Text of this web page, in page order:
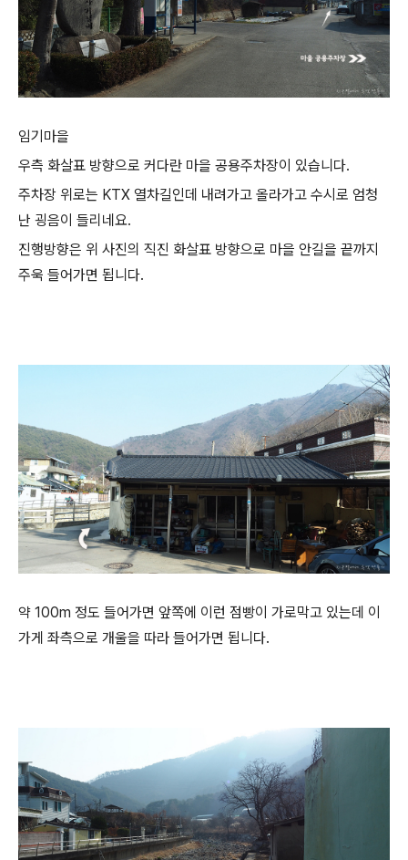
임기마을
우측 화살표 방향으로 커다란 마을 공용주차장이 있습니다.
주차장 위로는 KTX 열차길인데 내려가고 올라가고 수시로 엄청
난 굉음이 들리네요.
진행방향은 위 사진의 직진 화살표 방향으로 마을 안길을 끝까지
주욱 들어가면 됩니다.
약 100m 정도 들어가면 앞쪽에 이런 점빵이 가로막고 있는데 이
가게 좌측으로 개울을 따라 들어가면 됩니다.